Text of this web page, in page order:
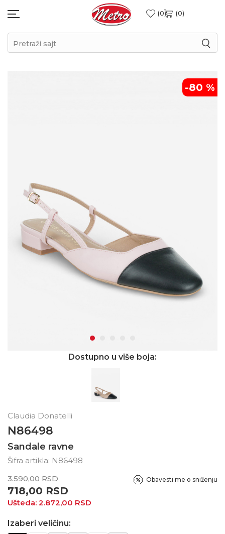
0 0
Pretraži sajt
-80 %
Dostupno u više boja:
Claudia Donatelli
N86498
Sandale ravne
Šifra artikla: N86498
3.590,00 RSD
718,00 RSD
Ušteda: 2.872,00 RSD
Obavesti me o sniženju
Izaberi veličinu: